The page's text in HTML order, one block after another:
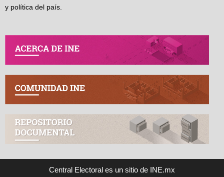
y política del país.
Central Electoral es un sitio de INE.mx